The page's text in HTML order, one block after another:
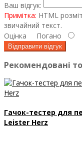
Ваш відгук:
Примітка: HTML
звичайний текст.
Оцінка Погано
Відправити відгук
Рекомендовані
Гачок-тестер для
Leister Herz